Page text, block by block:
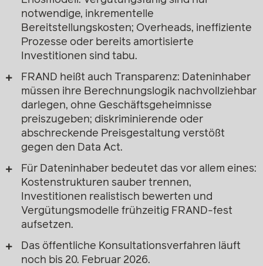
notwendige, inkrementelle
Bereitstellungskosten; Overheads, ineffiziente
Prozesse oder bereits amortisierte
Investitionen sind tabu.
FRAND heißt auch Transparenz: Dateninhaber
müssen ihre Berechnungslogik nachvollziehbar
darlegen, ohne Geschäftsgeheimnisse
preiszugeben; diskriminierende oder
abschreckende Preisgestaltung verstößt
gegen den Data Act.
Für Dateninhaber bedeutet das vor allem eines:
Kostenstrukturen sauber trennen,
Investitionen realistisch bewerten und
Vergütungsmodelle frühzeitig FRAND-fest
aufsetzen.
Das öffentliche Konsultationsverfahren läuft
noch bis 20. Februar 2026.